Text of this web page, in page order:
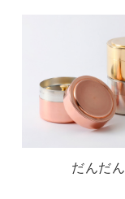
だんだん